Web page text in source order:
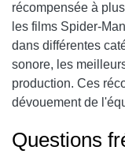
récompensée à
les films Spider-
dans différentes
sonore, les
production. Ces
dévouement de
Questions